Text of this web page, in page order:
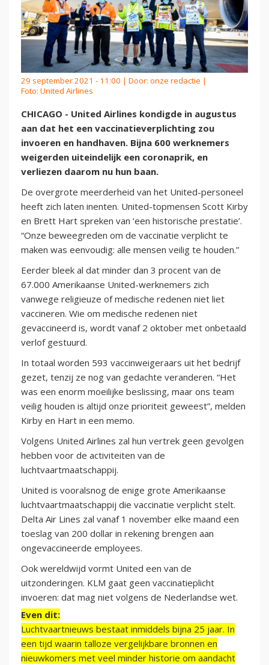
29 september 2021 - 11:00 | Door: onze redactie |
Foto: United Airlines
CHICAGO - United Airlines kondigde in augustus
aan dat het een vaccinatieverplichting zou
invoeren en handhaven. Bijna 600 werknemers
weigerden uiteindelijk een coronaprik, en
verliezen daarom nu hun baan.
De overgrote meerderheid van het United-personeel
heeft zich laten inenten. United-topmensen Scott Kirby
en Brett Hart spreken van ‘een historische prestatie’.
“Onze beweegreden om de vaccinatie verplicht te
maken was eenvoudig: alle mensen veilig te houden.”
Eerder bleek al dat minder dan 3 procent van de
67.000 Amerikaanse United-werknemers zich
vanwege religieuze of medische redenen niet liet
vaccineren. Wie om medische redenen niet
gevaccineerd is, wordt vanaf 2 oktober met onbetaald
verlof gestuurd.
In totaal worden 593 vaccinweigeraars uit het bedrijf
gezet, tenzij ze nog van gedachte veranderen. “Het
was een enorm moeilijke beslissing, maar ons team
veilig houden is altijd onze prioriteit geweest”, melden
Kirby en Hart in een memo.
Volgens United Airlines zal hun vertrek geen gevolgen
hebben voor de activiteiten van de
luchtvaartmaatschappij.
United is vooralsnog de enige grote Amerikaanse
luchtvaartmaatschappij die vaccinatie verplicht stelt.
Delta Air Lines zal vanaf 1 november elke maand een
toeslag van 200 dollar in rekening brengen aan
ongevaccineerde employees.
Ook wereldwijd vormt United een van de
uitzonderingen. KLM gaat geen vaccinatieplicht
invoeren: dat mag niet volgens de Nederlandse wet.
Even dit:
Luchtvaartnieuws bestaat inmiddels bijna 25 jaar. In
een tijd waarin talloze vergelijkbare bronnen en
nieuwkomers met veel minder historie om aandacht